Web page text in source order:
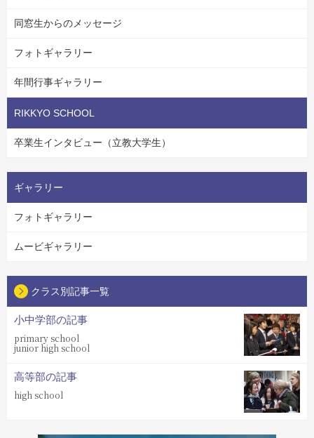
同窓生からのメッセージ
フォトギャラリー
年間行事ギャラリー
RIKKYO SCHOOL
卒業生インタビュー（立教大学生）
ギャラリー
フォトギャラリー
ムービギャラリー
クラス別記事一覧
小中学部の記事
primary school
junior high school
高等部の記事
high school